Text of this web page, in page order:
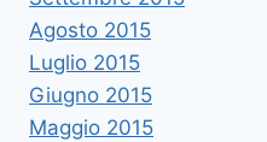
Agosto 2015
Luglio 2015
Giugno 2015
Maggio 2015